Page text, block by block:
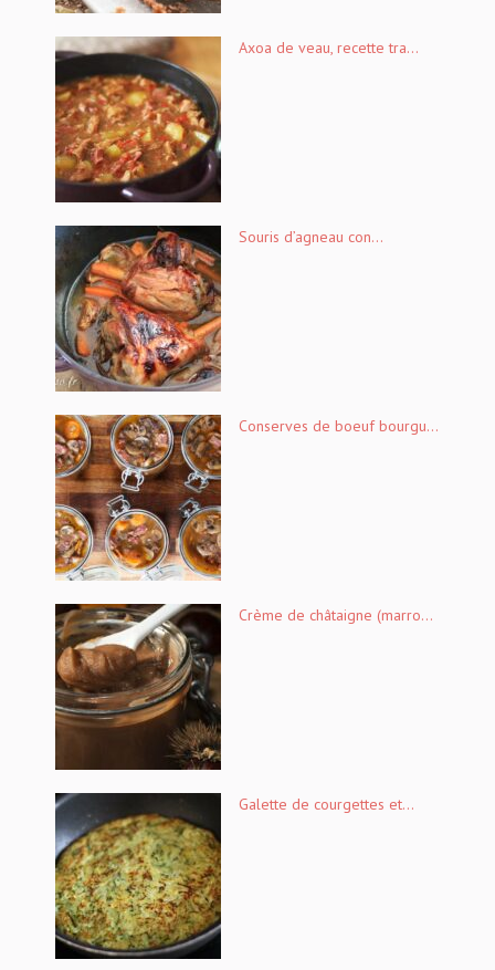
Axoa de veau, recette tra...
Souris d’agneau con...
Conserves de boeuf bourgu...
Crème de châtaigne (marro...
Galette de courgettes et...